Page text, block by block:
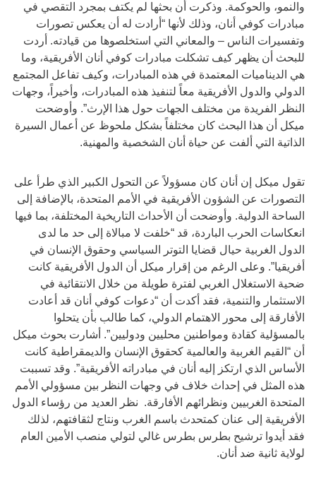
والنمو، والحوكمة. وذكرت أن بحثها لم يكتف بمجرد التقصي في
مبادرات كوفي أنان، وذلك لأنها “أرادت له أن يعكس تصورات
وتفسيرات الناس – والمعاني التي استخلصوها من قيادته. أردت
للبحث أن يظهر كيف تشكلت مبادرات كوفي أنان الأفريقية، وما
هي الديناميات المعتمدة في هذه المبادرات، وكيف تفاعل المجتمع
الدولي والدول الأفريقية معاً لتنفيذ هذه المبادرات، وأخيراً، وجهات
النظر الفريدة من مختلف الجهات حول هذا الإرث”. وأوضحت
ميكل أن هذا البحث كان مختلفاً بشكل ملحوظ عن أعمال السيرة
الذاتية التي ألفت عن حياة أنان الشخصية والمهنية.
تقول ميكل إن أنان كان مسؤولاً عن التحول الكبير الذي طرأ على
التصورات عن الشؤون الأفريقية في الأمم المتحدة، بالإضافة إلى
الساحة الدولية. وأوضحت أن الأحداث التاريخية المختلفة، بما فيها
انعكاسات الحرب الباردة، قد “خلفت لا مبالاة إلى حد ما لدى
الدول الغربية حيال قضايا التوتر السياسي وحقوق الإنسان في
أفريقيا”. وعلى الرغم من إقرار ميكل أن الدول الأفريقية كانت
ضحية الاستغلال الغربي لفترة طويلة من خلال الانتقائية في
الاستثمار والتنمية، فقد أكدت أن “دعوات كوفي أنان قد أعادت
الأفارقة إلى محور الاهتمام الدولي، كما طالب بأن يتحلوا
بالمسؤلية كقادة ومواطنين محليين ودوليين”. أشارت بحوث ميكل
أن “القيم الغربية والعالمية كحقوق الإنسان والديمقراطية كانت
الأساس الذي ارتكز إليه أنان في مبادراته الأفريقية”. وقد تسببت
هذه المثل في إحداث خلاف في وجهات النظر بين مسؤولي الأمم
المتحدة الغربيين ونظرائهم الأفارقة. نظر العديد من رؤساء الدول
الأفريقية إلى عنان كمتحدث باسم الغرب ونتاج لثقافتهم، لذلك
فقد أيدوا ترشيح بطرس بطرس غالي لتولي منصب الأمين العام
لولاية ثانية ضد أنان.